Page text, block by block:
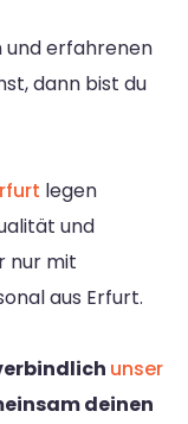
und erfahrenen
dann bist du
legen
und
nur mit
aus Erfurt.
unser
deinen